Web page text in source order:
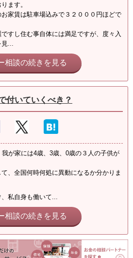
ます。
家賃は駐車場込みで３２０００円ほどで
すし住む事自体には満足ですが、度々入
...
相談の続きを見る
付いていくべき？
が家には4歳、3歳、0歳の３人の子供が
、全国何時何処に異動になるか分かりま
私自身も働いて...
相談の続きを見る